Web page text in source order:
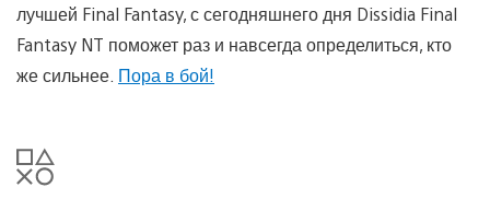
лучшей Final Fantasy, с сегодняшнего дня Dissidia Final
Fantasy NT поможет раз и навсегда определиться, кто
же сильнее. Пора в бой!